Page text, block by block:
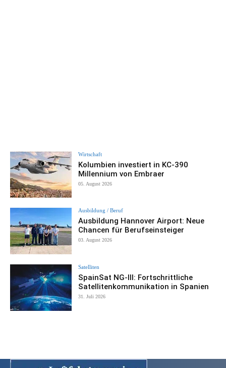
Wirtschaft
Kolumbien investiert in KC-390
Millennium von Embraer
05. August 2026
Ausbildung / Beruf
Ausbildung Hannover Airport: Neue
Chancen für Berufseinsteiger
03. August 2026
Satelliten
SpainSat NG-III: Fortschrittliche
Satellitenkommunikation in Spanien
31. Juli 2026